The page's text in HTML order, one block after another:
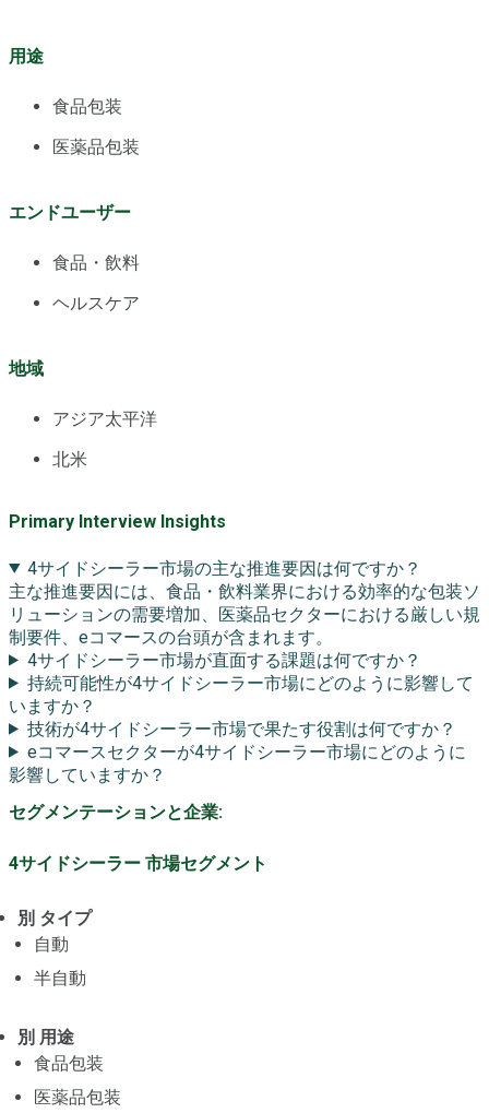
用途
食品包装
医薬品包装
エンドユーザー
食品・飲料
ヘルスケア
地域
アジア太平洋
北米
Primary Interview Insights
4サイドシーラー市場の主な推進要因は何ですか？
主な推進要因には、食品・飲料業界における効率的な包装ソ
リューションの需要増加、医薬品セクターにおける厳しい規
制要件、eコマースの台頭が含まれます。
4サイドシーラー市場が直面する課題は何ですか？
持続可能性が4サイドシーラー市場にどのように影響して
いますか？
技術が4サイドシーラー市場で果たす役割は何ですか？
eコマースセクターが4サイドシーラー市場にどのように
影響していますか？
セグメンテーションと企業:
4サイドシーラー 市場セグメント
別 タイプ
自動
半自動
別 用途
食品包装
医薬品包装